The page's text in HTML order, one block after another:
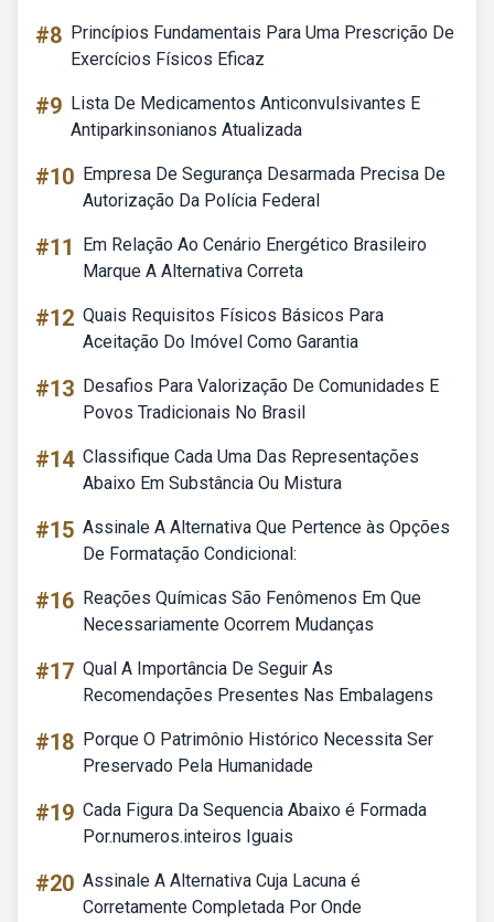
#8 Princípios Fundamentais Para Uma Prescrição De
Exercícios Físicos Eficaz
#9 Lista De Medicamentos Anticonvulsivantes E
Antiparkinsonianos Atualizada
#10 Empresa De Segurança Desarmada Precisa De
Autorização Da Polícia Federal
#11
Em Relação Ao Cenário Energético Brasileiro
Marque A Alternativa Correta
#12 Quais Requisitos Físicos Básicos Para
Aceitação Do Imóvel Como Garantia
#13 Desafios Para Valorização De Comunidades E
Povos Tradicionais No Brasil
#14 Classifique Cada Uma Das Representações
Abaixo Em Substância Ou Mistura
#15 Assinale A Alternativa Que Pertence às Opções
De Formatação Condicional:
#16 Reações Químicas São Fenômenos Em Que
Necessariamente Ocorrem Mudanças
#17 Qual A Importância De Seguir As
Recomendações Presentes Nas Embalagens
#18 Porque O Patrimônio Histórico Necessita Ser
Preservado Pela Humanidade
#19 Cada Figura Da Sequencia Abaixo é Formada
Por.numeros.inteiros Iguais
#20 Assinale A Alternativa Cuja Lacuna é
Corretamente Completada Por Onde